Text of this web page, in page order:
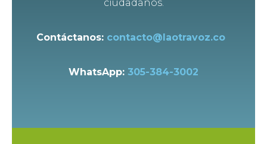
ciudadanos.
Contáctanos: contacto@laotravoz.co
WhatsApp: 305-384-3002